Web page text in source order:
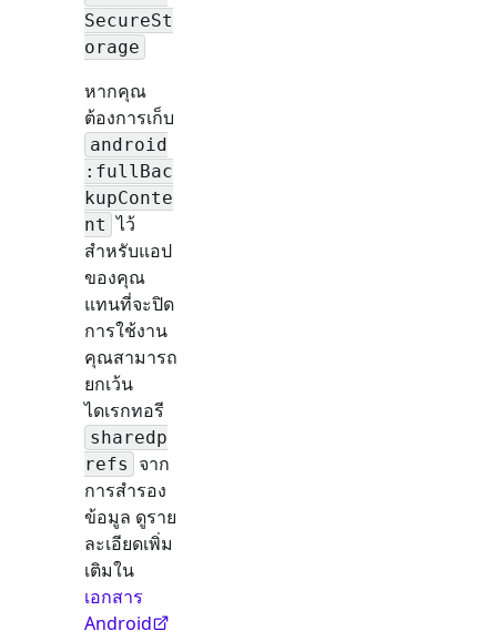
SecureSt
orage
หากคุณ
ต้องการเก็บ
android
:fullBac
kupConte
nt ไว้
สำหรับแอป
ของคุณ
แทนที่จะปิด
การใช้งาน
คุณสามารถ
ยกเว้น
ไดเรกทอรี
sharedp
refs
จาก
การสำรอง
ข้อมูล ดูราย
ละเอียดเพิ่ม
เติมใน
เอกสาร
Android